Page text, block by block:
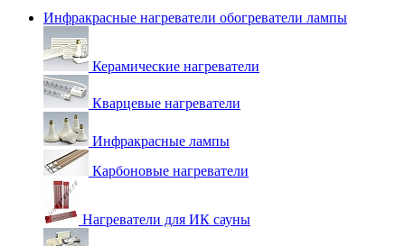
Инфракрасные нагреватели обогреватели лампы
Керамические нагреватели
Кварцевые нагреватели
Инфракрасные лампы
Карбоновые нагреватели
Нагреватели для ИК сауны